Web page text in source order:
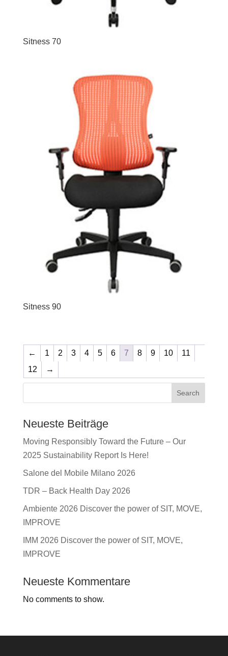
Sitness 70
Sitness 90
← 1 2 3 4 5 6 7 8 9 10
11
12
→
Search
Neueste Beiträge
Moving Responsibly Toward the Future – Our
2025 Sustainability Report Is Here!
Salone del Mobile Milano 2026
TDR – Back Health Day 2026
Ambiente 2026 Discover the power of SIT, MOVE,
IMPROVE
IMM 2026 Discover the power of SIT, MOVE,
IMPROVE
Neueste Kommentare
No comments to show.